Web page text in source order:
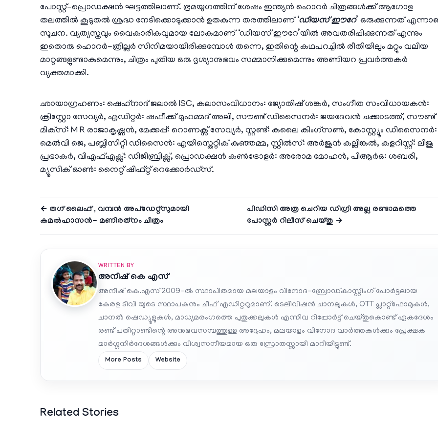
പോസ്റ്റ്-പ്രൊഡക്ഷൻ ഘട്ടത്തിലാണ്. ഭ്രമയുഗത്തിന് ശേഷം ഇന്ത്യൻ ഹൊറർ ചിത്രങ്ങൾക്ക് ആഗോള
തലത്തിൽ കൂടുതൽ ശ്രദ്ധ നേടിക്കൊടുക്കാൻ ഉതകുന്ന തരത്തിലാണ് ‘ഡീയസ് ഈറേ’ ഒരുക്കുന്നത്
സൂചന. വ്യത്യസ്തവും വൈകാരികവുമായ ലോകമാണ് ‘ഡീയസ് ഈറേ’യിൽ അവതരിപ്പിക്കുന്നത് എന്നും
ഇതൊരു ഹൊറർ-ത്രില്ലർ സിനിമയായിരിക്കുമ്പോൾ തന്നെ, ഇതിന്റെ കഥപറച്ചിൽ രീതിയിലും മറ്റും വലിയ
മാറ്റങ്ങളുണ്ടാകുമെന്നും, ചിത്രം പുതിയ ഒരു ദൃശ്യാനുഭവം സമ്മാനിക്കുമെന്നും അണിയറ പ്രവർത്തകർ
വ്യക്തമാക്കി.
ഛായാഗ്രഹണം: ഷെഹ്‌നാദ് ജലാൽ ISC, കലാസംവിധാനം: ജ്യോതിഷ് ശങ്കർ, സംഗീത സംവിധായകൻ:
ക്രിസ്റ്റോ സേവ്യർ, എഡിറ്റർ: ഷഫീക്ക് മുഹമ്മദ് അലി, സൗണ്ട് ഡിസൈനർ: ജയദേവൻ ചക്കാടത്ത്, സൗണ്ട്
മിക്‌സ്: M R രാജാകൃഷ്ണൻ, മേക്കപ്പ്: റൊണക്സ് സേവ്യർ, സ്റ്റണ്ട്: കലൈ കിംഗ്സൺ, കോസ്റ്റ്യൂം ഡിസൈനർ:
മെൽവി ജെ, പബ്ലിസിറ്റി ഡിസൈൻ: എയിസ്തെറ്റിക് കുഞ്ഞമ്മ, സ്റ്റിൽസ്: അർജുൻ കല്ലിങ്കൽ, കളറിസ്റ്റ്: ലിജു
പ്രഭാകർ, വിഎഫ്എക്സ്: ഡിജിബ്രിക്സ്, പ്രൊഡക്ഷൻ കൺട്രോളർ: അരോമ മോഹൻ, പിആർഒ: ശബരി,
മ്യൂസിക് ഓൺ: നൈറ്റ് ഷിഫ്റ്റ് റെക്കോർഡ്സ്.
← തഗ് ലൈഫ് , വമ്പൻ അപ്‌ഡേറ്റ്‌സുമായി
കമൽഹാസൻ- മണിരത്‌നം ചിത്രം
പിഡിസി അത്ര ചെറിയ ഡിഗ്രി അല്ല രണ്ടാമത്തെ
പോസ്റ്റര്‍ റിലീസ് ചെയ്തു →
WRITTEN BY
അനീഷ്‌ കെ എസ്
അനീഷ് കെ.എസ് 2009-ൽ സ്ഥാപിതമായ മലയാളം വിനോദ-ബ്രോഡ്കാസ്റ്റിംഗ് പോർട്ടലായ
കേരള ടിവി യുടെ സ്ഥാപകനും ചീഫ് എഡിറ്ററുമാണ്. ടെലിവിഷൻ ചാനലുകൾ, OTT പ്ലാറ്റ്‌ഫോമുകൾ,
ചാനൽ ഷെഡ്യൂളുകൾ, മാധ്യമരംഗത്തെ പുതുക്കലുകൾ എന്നിവ റിപ്പോർട്ട് ചെയ്തുകൊണ്ട് ഏകദേശം
രണ്ട് പതിറ്റാണ്ടിന്റെ അനുഭവസമ്പത്തുള്ള അദ്ദേഹം, മലയാളം വിനോദ വാർത്തകൾക്കും പ്രേക്ഷക
മാർഗ്ഗനിർദേശങ്ങൾക്കും വിശ്വസനീയമായ ഒരു സ്രോതസ്സായി മാറിയിട്ടുണ്ട്.
More Posts Website
Related Stories